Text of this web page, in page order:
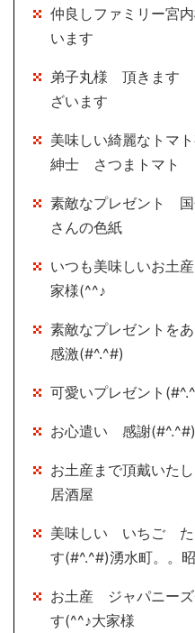
仲良しファミリー宮
います
弟子丸様 頂きます
ざいます
美味しい綺麗なトマ
紳士 さつまトマト
素敵なプレゼント
さんの色紙
いつも美味しいお土
家様(^^♪
素敵なプレゼントを
感激(#^.^#)
可愛いプレゼント
お心遣い 感謝(#^.^#)
お土産まで頂戴い
居酒屋
美味しい いちご た
す(#^.^#)湧水町。。
お土産 ジャパニーズ
す(^^♪大家様